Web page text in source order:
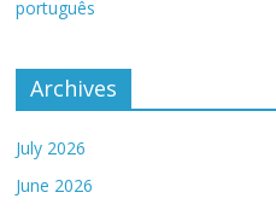
português
Archives
July 2026
June 2026